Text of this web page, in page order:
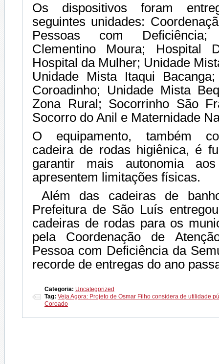
Os dispositivos foram
seguintes unidades:
Pessoas com
Clementino Moura; Hospital
Hospital da Mulher; Unidade
Unidade Mista Itaqui
Coroadinho; Unidade Mista
Zona Rural; Socorrinho São
Socorro do Anil e Maternidade
O equipamento, também
cadeira de rodas higiênica, é
garantir mais autonomia
apresentem limitações físicas.
Além das cadeiras de
Prefeitura de São Luís
cadeiras de rodas para os
pela Coordenação de
Pessoa com Deficiência da
recorde de entregas do ano
Categoria: Uncategorized
Tag: Veja Agora: Projeto de Osmar Filho considera de utilidade
Coroado